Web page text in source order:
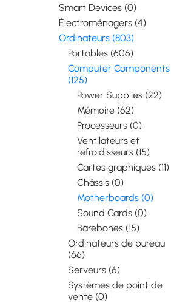
Smart Devices (0)
Électroménagers (4)
Ordinateurs (803)
Portables (606)
Computer Components
(125)
Power Supplies (22)
Mémoire (62)
Processeurs (0)
Ventilateurs et
refroidisseurs (15)
Cartes graphiques (11)
Châssis (0)
Motherboards (0)
Sound Cards (0)
Barebones (15)
Ordinateurs de bureau
(66)
Serveurs (6)
Systèmes de point de
vente (0)